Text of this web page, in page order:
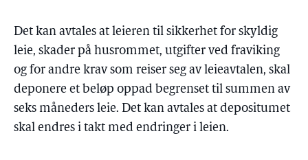
Det kan avtales at leieren til sikkerhet for skyldig
leie, skader på husrommet, utgifter ved fraviking
og for andre krav som reiser seg av leieavtalen, skal
deponere et beløp oppad begrenset til summen av
seks måneders leie. Det kan avtales at depositumet
skal endres i takt med endringer i leien.